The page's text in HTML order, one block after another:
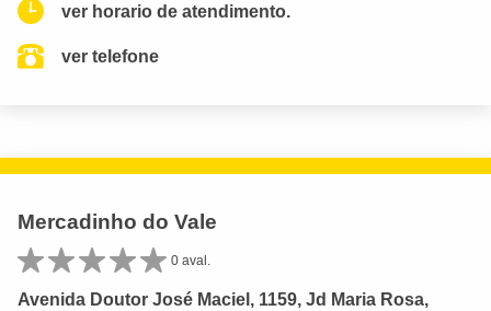
ver horario de atendimento.
ver telefone
Mercadinho do Vale
0 aval.
Avenida Doutor José Maciel, 1159, Jd Maria Rosa,